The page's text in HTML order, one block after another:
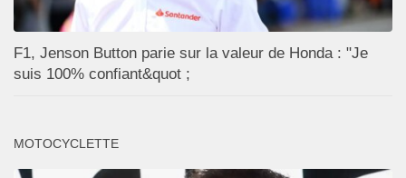
F1, Jenson Button parie sur la valeur de Honda : "Je
suis 100% confiant&quot ;
MOTOCYCLETTE